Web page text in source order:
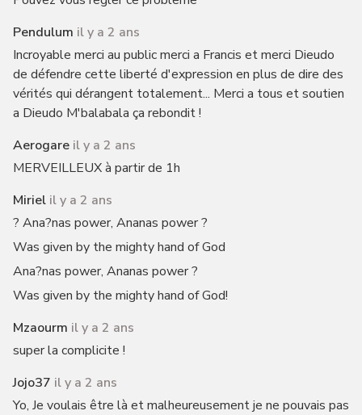
Pendulum il y a 2 ans
Incroyable merci au public merci a Francis et merci Dieudo
de défendre cette liberté d'expression en plus de dire des
vérités qui dérangent totalement... Merci a tous et soutien
a Dieudo M'balabala ça rebondit !
Aerogare il y a 2 ans
MERVEILLEUX à partir de 1h
Miriel il y a 2 ans
? Ana?nas power, Ananas power ?
Was given by the mighty hand of God
Ana?nas power, Ananas power ?
Was given by the mighty hand of God!
Mzaourm il y a 2 ans
super la complicite !
Jojo37 il y a 2 ans
Yo, Je voulais être là et malheureusement je ne pouvais pas